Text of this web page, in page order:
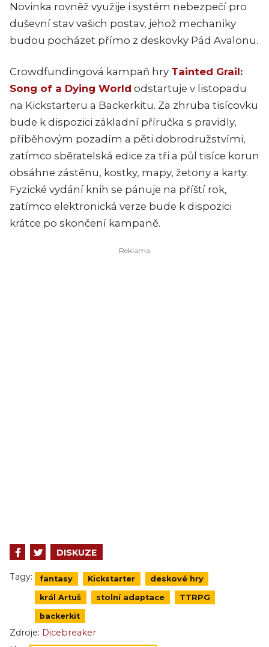
Novinka rovněž využije i systém nebezpečí pro
duševní stav vašich postav, jehož mechaniky
budou pocházet přímo z deskovky Pád Avalonu.
Crowdfundingová kampaň hry Tainted Grail:
Song of a Dying World odstartuje v listopadu
na Kickstarteru a Backerkitu. Za zhruba tisícovku
bude k dispozici základní příručka s pravidly,
příběhovým pozadím a pěti dobrodružstvími,
zatímco sběratelská edice za tři a půl tisíce korun
obsáhne zástěnu, kostky, mapy, žetony a karty.
Fyzické vydání knih se pánuje na příští rok,
zatímco elektronická verze bude k dispozici
krátce po skončení kampaně.
DISKUZE
Tagy: fantasy Kickstarter deskové hry
král Artuš stolní adaptace TTRPG
backerkit
Zdroje: Dicebreaker